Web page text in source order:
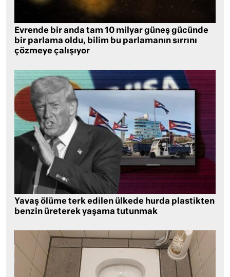
Evrende bir anda tam 10 milyar güneş gücünde
bir parlama oldu, bilim bu parlamanın sırrını
çözmeye çalışıyor
Yavaş ölüme terk edilen ülkede hurda plastikten
benzin üreterek yaşama tutunmak